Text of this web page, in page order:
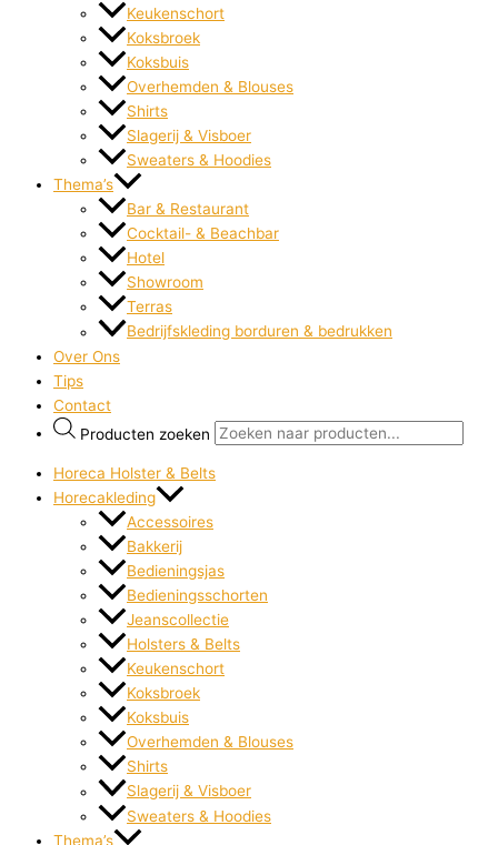
Keukenschort
Koksbroek
Koksbuis
Overhemden & Blouses
Shirts
Slagerij & Visboer
Sweaters & Hoodies
Thema’s
Bar & Restaurant
Cocktail- & Beachbar
Hotel
Showroom
Terras
Bedrijfskleding borduren & bedrukken
Over Ons
Tips
Contact
Producten zoeken
Horeca Holster & Belts
Horecakleding
Accessoires
Bakkerij
Bedieningsjas
Bedieningsschorten
Jeanscollectie
Holsters & Belts
Keukenschort
Koksbroek
Koksbuis
Overhemden & Blouses
Shirts
Slagerij & Visboer
Sweaters & Hoodies
Thema’s